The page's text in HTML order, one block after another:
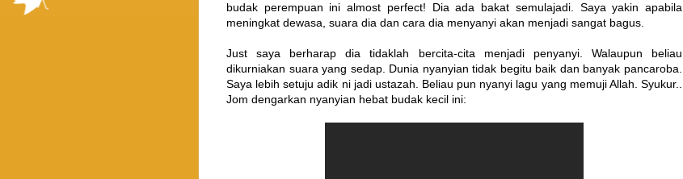
budak perempuan ini almost perfect! Dia ada bakat semulajadi. Saya yakin apabila
meningkat dewasa, suara dia dan cara dia menyanyi akan menjadi sangat bagus.
Just saya berharap dia tidaklah bercita-cita menjadi penyanyi. Walaupun beliau
dikurniakan suara yang sedap. Dunia nyanyian tidak begitu baik dan banyak pancaroba.
Saya lebih setuju adik ni jadi ustazah. Beliau pun nyanyi lagu yang memuji Allah. Syukur..
Jom dengarkan nyanyian hebat budak kecil ini: